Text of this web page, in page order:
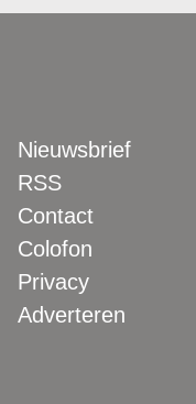
Nieuwsbrief
RSS
Contact
Colofon
Privacy
Adverteren